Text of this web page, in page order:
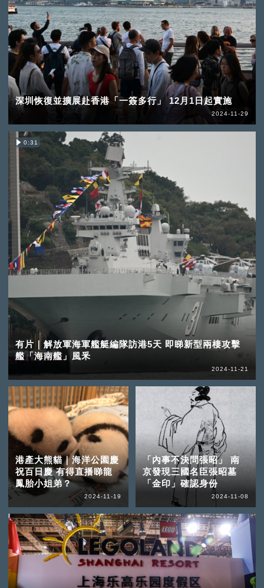
深圳恢復並擴展赴香港「一簽多行」 12月1日起實施
2024-11-29
0:31
有片｜解放軍海軍艦艇編隊訪港5天 即睇新型兩棲攻擊
艦「海南艦」風釆
2024-11-21
港產大熊貓｜海洋公園慶
祝百日慶 有得直播睇龍
鳳胎小姐弟？
2024-11-19
「內事不決問張昭」 南
京發現三國名臣張昭墓
「金印」確認身份
2024-11-08